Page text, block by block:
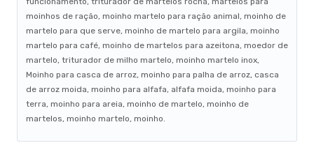
moinhos de ração, moinho martelo para ração animal, moinho de
martelo para que serve, moinho de martelo para argila, moinho
martelo para café, moinho de martelos para azeitona, moedor de
martelo, triturador de milho martelo, moinho martelo inox,
Moinho para casca de arroz, moinho para palha de arroz, casca
de arroz moida, moinho para alfafa, alfafa moida, moinho para
terra, moinho para areia, moinho de martelo, moinho de
martelos, moinho martelo, moinho.